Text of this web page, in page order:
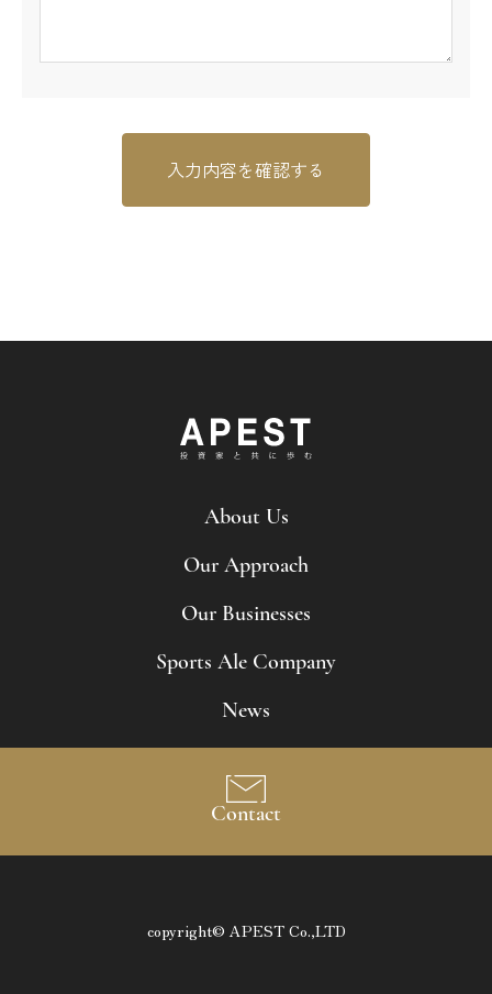
入力内容を確認する
About Us
Our Approach
Our Businesses
Sports Ale Company
News
Contact
copyright© APEST Co.,LTD